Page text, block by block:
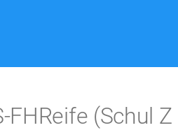
FHReife (Schul